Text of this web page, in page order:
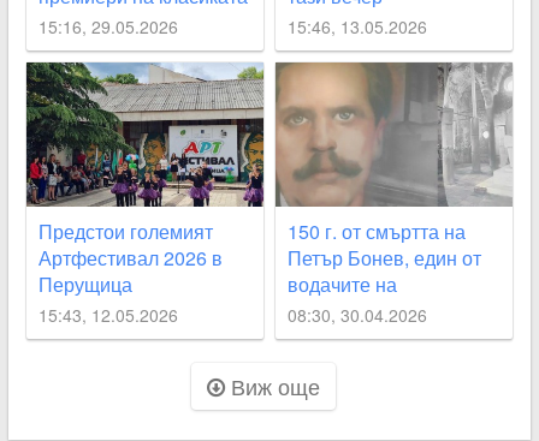
“Свекърва“
15:16, 29.05.2026 15:46, 13.05.2026
Предстои големият
Артфестивал 2026 в
Перущица
15:43, 12.05.2026
150 г. от смъртта на
Петър Бонев, един от
водачите на
Априлското въстание в
Перущица
08:30, 30.04.2026
Виж още